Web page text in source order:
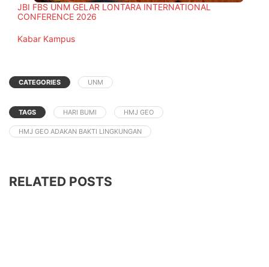
JBI FBS UNM GELAR LONTARA INTERNATIONAL
CONFERENCE 2026
In relation to
Kabar Kampus
CATEGORIES UNM
TAGS HARI BUMI HMJ GEO
HMJ GEO ADAKAN BAKTI LINGKUNGAN
RELATED POSTS